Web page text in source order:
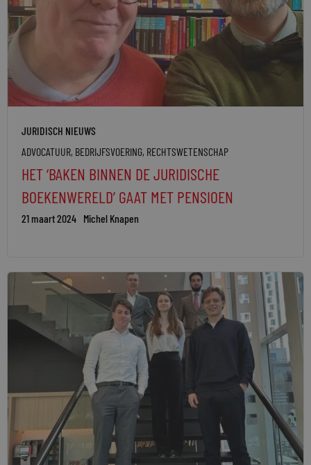
JURIDISCH NIEUWS
ADVOCATUUR, BEDRIJFSVOERING, RECHTSWETENSCHAP
HET ‘BAKEN BINNEN DE JURIDISCHE
BOEKENWERELD’ GAAT MET PENSIOEN
21 maart 2024 Michel Knapen